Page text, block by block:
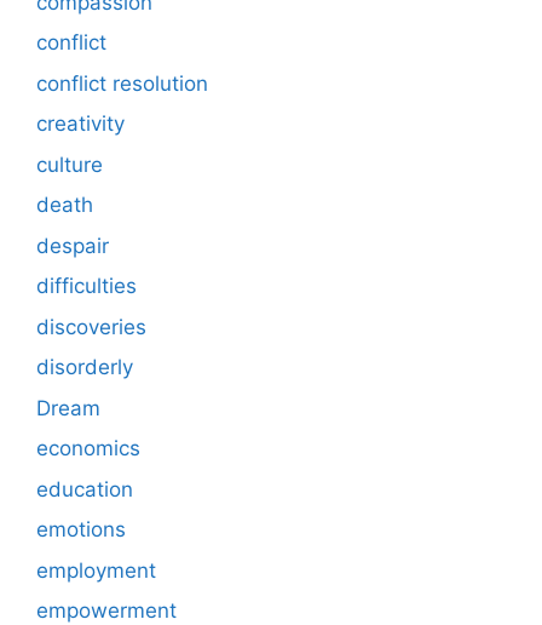
conflict
conflict resolution
creativity
culture
death
despair
difficulties
discoveries
disorderly
Dream
economics
education
emotions
employment
empowerment